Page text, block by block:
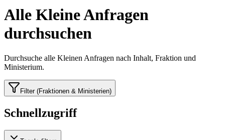
Alle Kleine Anfragen
durchsuchen
Durchsuche alle Kleinen Anfragen nach Inhalt, Fraktion und
Ministerium.
Filter (Fraktionen & Ministerien)
Schnellzugriff